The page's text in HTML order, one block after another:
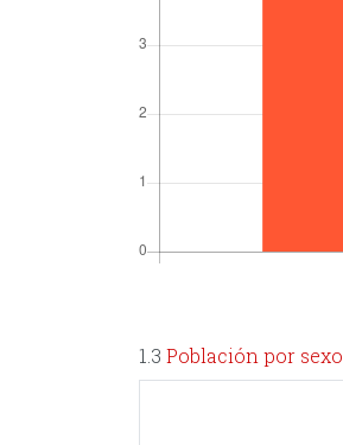
1.3 Población por sexo